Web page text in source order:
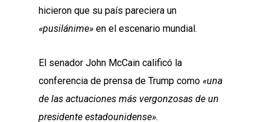
hicieron que su país pareciera un
«pusilánime» en el escenario mundial.
El senador John McCain calificó la
conferencia de prensa de Trump como «una
de las actuaciones más vergonzosas de un
presidente estadounidense».